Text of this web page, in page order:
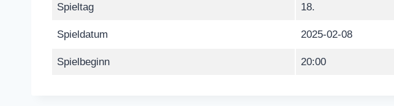
Spieltag 18.
Spieldatum 2025-02-08
Spielbeginn 20:00